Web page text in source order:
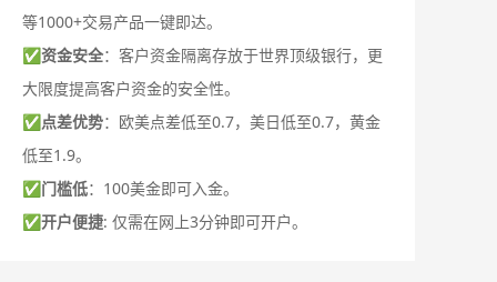
等1000+交易产品一键即达。
✅资金安全：客户资金隔离存放于世界顶级银行，更
大限度提高客户资金的安全性。
✅点差优势：欧美点差低至0.7，美日低至0.7，黄金
低至1.9。
✅门槛低：100美金即可入金。
✅开户便捷: 仅需在网上3分钟即可开户。